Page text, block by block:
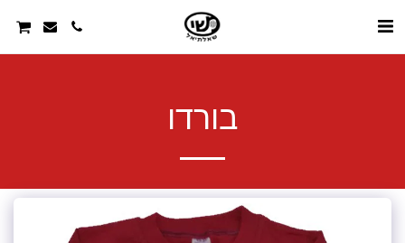
בורדו